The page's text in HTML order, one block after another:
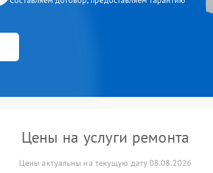
Цены на услуги ремонта
Цены актуальны на текущую дату 08.08.2026